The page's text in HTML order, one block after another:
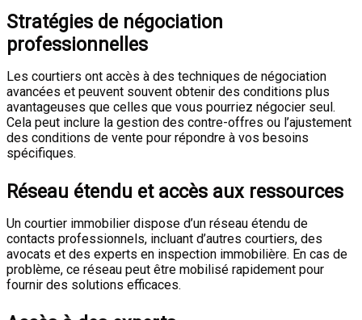
Stratégies de négociation
professionnelles
Les courtiers ont accès à des techniques de négociation
avancées et peuvent souvent obtenir des conditions plus
avantageuses que celles que vous pourriez négocier seul.
Cela peut inclure la gestion des contre-offres ou l’ajustement
des conditions de vente pour répondre à vos besoins
spécifiques.
Réseau étendu et accès aux ressources
Un courtier immobilier dispose d’un réseau étendu de
contacts professionnels, incluant d’autres courtiers, des
avocats et des experts en inspection immobilière. En cas de
problème, ce réseau peut être mobilisé rapidement pour
fournir des solutions efficaces.